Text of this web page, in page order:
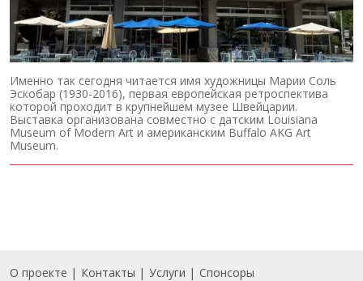
Именно так сегодня читается имя художницы Марии Соль
Эскобар (1930-2016), первая европейская ретроспектива
которой проходит в крупнейшем музее Швейцарии.
Выставка организована совместно с датским Louisiana
Museum of Modern Art и американским Buffalo AKG Art
Museum.
Footer
О проекте Контакты Услуги Спонсоры